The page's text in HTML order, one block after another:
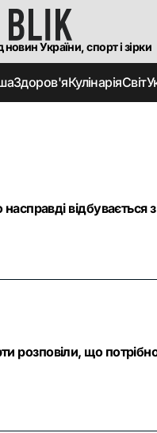
новин України, спорт і зірки
Здоров'яКулінаріяСвіт
розповіли, що